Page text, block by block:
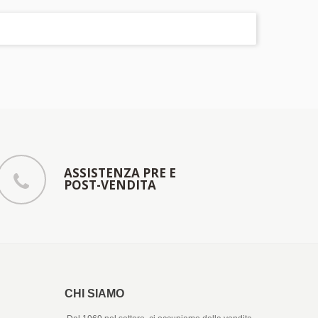
ASSISTENZA PRE E
POST-VENDITA
CHI SIAMO